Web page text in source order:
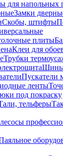
для напольных
Замки
Скобы, штифты
плиты
Клеи для
Трубки
Шины
Пускатели
ленты
под покраску
тельферы